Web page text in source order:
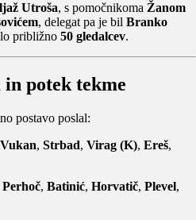
Utroša, s pomočnikoma Žanom
, delegat pa je bil Branko
približno 50 gledalcev.
potek tekme
postavo poslal:
Vukan, Strbad, Virag (K), Ereš,
Perhoč, Batinić, Horvatič, Plevel,